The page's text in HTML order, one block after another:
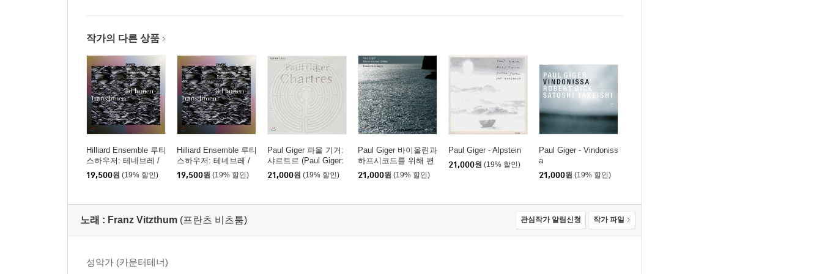
작가의 다른 상품
Hilliard Ensemble 루티
스하우저: 테네브레 /
기거: 페르트 엠 흐루
(Trans Limen ad Lume
Giger)
19,500원 (19% 할인)
Hilliard Ensemble 루티
스하우저: 테네브레 /
기거: 페르트 엠 흐루
(Trans Limen ad Lume
Giger)
19,500원 (19% 할인)
Paul Giger 파울 기거:
샤르트르 (Paul Giger:
Chartres)
21,000원 (19% 할인)
Paul Giger 바이올린과
하프시코드를 위해 편
곡한 바흐 작품 (Toward
s Silence)
21,000원 (19% 할인)
Paul Giger - Alpstein
21,000원 (19% 할인)
Paul Giger - Vindoniss
a
21,000원 (19% 할인)
노래 : Franz Vitzthum (프란츠 비츠툼) 관심작가 알림신청 작가 파일
성악가 (카운터테너)